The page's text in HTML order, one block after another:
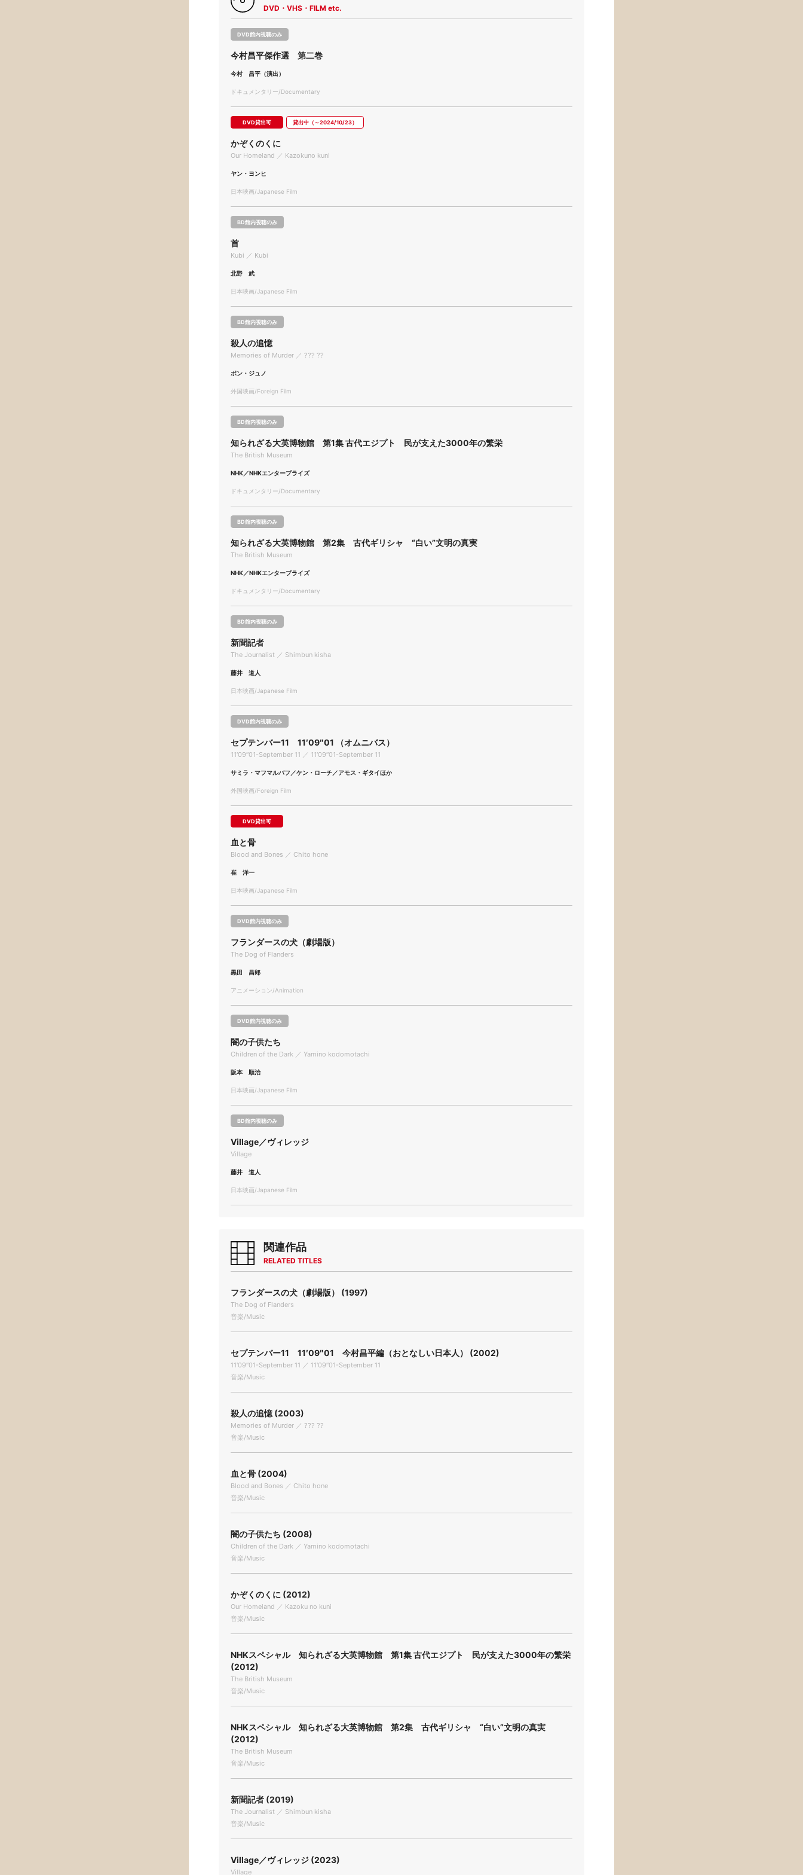
DVD・VHS・FILM etc.
DVD館内視聴のみ
今村昌平傑作選 第二巻
今村 昌平（演出）
ドキュメンタリー/Documentary
DVD貸出可 貸出中（～2024/10/23）
かぞくのくに
Our Homeland ／ Kazokuno kuni
ヤン・ヨンヒ
日本映画/Japanese Film
BD館内視聴のみ
首
Kubi ／ Kubi
北野 武
日本映画/Japanese Film
BD館内視聴のみ
殺人の追憶
Memories of Murder ／ ??? ??
ポン・ジュノ
外国映画/Foreign Film
BD館内視聴のみ
知られざる大英博物館 第1集 古代エジプト 民が支えた3000年の繁栄
The British Museum
NHK／NHKエンタープライズ
ドキュメンタリー/Documentary
BD館内視聴のみ
知られざる大英博物館 第2集 古代ギリシャ “白い”文明の真実
The British Museum
NHK／NHKエンタープライズ
ドキュメンタリー/Documentary
BD館内視聴のみ
新聞記者
The Journalist ／ Shimbun kisha
藤井 道人
日本映画/Japanese Film
DVD館内視聴のみ
セプテンバー11 11′09″01 （オムニバス）
11′09″01-September 11 ／ 11′09″01-September 11
サミラ・マフマルバフ／ケン・ローチ／アモス・ギタイほか
外国映画/Foreign Film
DVD貸出可
血と骨
Blood and Bones ／ Chito hone
崔 洋一
日本映画/Japanese Film
DVD館内視聴のみ
フランダースの犬（劇場版）
The Dog of Flanders
黒田 昌郎
アニメーション/Animation
DVD館内視聴のみ
闇の子供たち
Children of the Dark ／ Yamino kodomotachi
阪本 順治
日本映画/Japanese Film
BD館内視聴のみ
Village／ヴィレッジ
Village
藤井 道人
日本映画/Japanese Film
関連作品
RELATED TITLES
フランダースの犬（劇場版） (1997)
The Dog of Flanders
音楽/Music
セプテンバー11 11′09″01 今村昌平編（おとなしい日本人） (2002)
11′09″01-September 11 ／ 11′09″01-September 11
音楽/Music
殺人の追憶 (2003)
Memories of Murder ／ ??? ??
音楽/Music
血と骨 (2004)
Blood and Bones ／ Chito hone
音楽/Music
闇の子供たち (2008)
Children of the Dark ／ Yamino kodomotachi
音楽/Music
かぞくのくに (2012)
Our Homeland ／ Kazoku no kuni
音楽/Music
NHKスペシャル 知られざる大英博物館 第1集 古代エジプト 民が支えた3000年の繁栄
(2012)
The British Museum
音楽/Music
NHKスペシャル 知られざる大英博物館 第2集 古代ギリシャ “白い”文明の真実
(2012)
The British Museum
音楽/Music
新聞記者 (2019)
The Journalist ／ Shimbun kisha
音楽/Music
Village／ヴィレッジ (2023)
Village